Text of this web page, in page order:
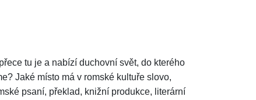
tu je a nabízí duchovní svět, do kterého
Jaké místo má v romské kultuře slovo,
psaní, překlad, knižní produkce, literární